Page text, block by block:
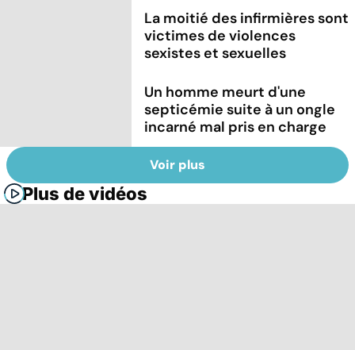
La moitié des infirmières sont
victimes de violences
sexistes et sexuelles
Un homme meurt d'une
septicémie suite à un ongle
incarné mal pris en charge
Voir plus
Plus de vidéos